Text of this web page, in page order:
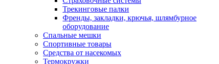
Трекинговые палки
Френды, закладки, крючья, шлямбурное
оборудование
Спальные мешки
Спортивные товары
Средства от насекомых
Термокружки